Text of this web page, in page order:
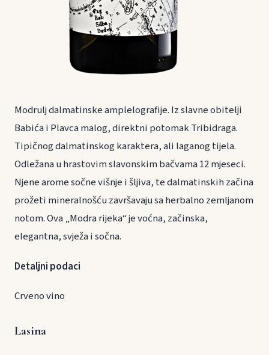
Modrulj dalmatinske amplelografije. Iz slavne obitelji
Babića i Plavca malog, direktni potomak Tribidraga.
Tipičnog dalmatinskog karaktera, ali laganog tijela.
Odležana u hrastovim slavonskim bačvama 12 mjeseci.
Njene arome sočne višnje i šljiva, te dalmatinskih začina
prožeti mineralnošću završavaju sa herbalno zemljanom
notom. Ova „Modra rijeka“ je voćna, začinska,
elegantna, svježa i sočna.
Detaljni podaci
Crveno vino
Lasina